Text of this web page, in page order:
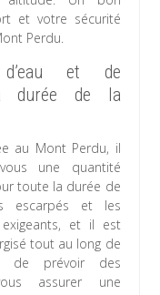
et votre sécurité
Perdu.
d’eau et de
durée de la
au Mont Perdu, il
une quantité
toute la durée de
escarpés et les
exigeants, et il est
tout au long de
de prévoir des
assurer une